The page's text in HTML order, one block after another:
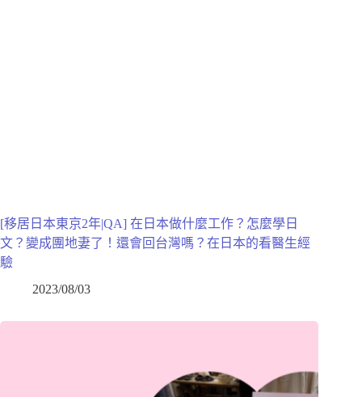
[移居日本東京2年|QA] 在日本做什麼工作？怎麼學日
文？變成團地妻了！還會回台灣嗎？在日本的看醫生經
驗
2023/08/03